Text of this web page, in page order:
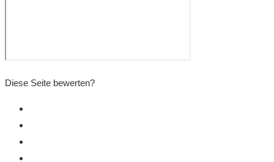
Diese Seite bewerten?